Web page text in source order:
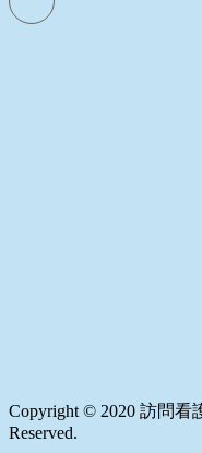
Copyright © 2020 訪問看
Reserved.